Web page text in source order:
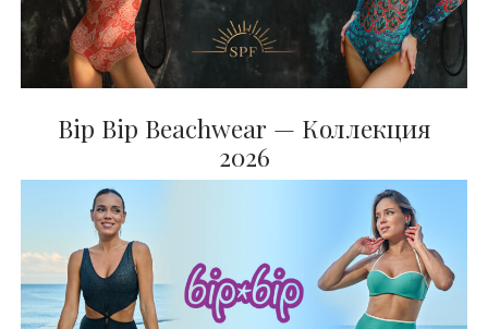
BIP BIP MLLE 2012
Bip Bip Beachwear — Коллекция
2026